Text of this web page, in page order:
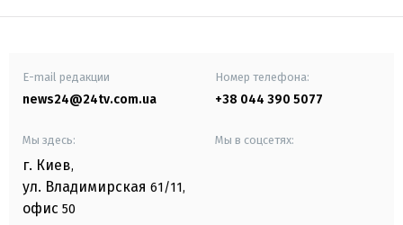
E-mail редакции
news24@24tv.com.ua
Номер телефона:
+38 044 390 5077
Мы здесь:
г. Киев,
ул. Владимирская 61/11,
офис 50
Мы в соцсетях: